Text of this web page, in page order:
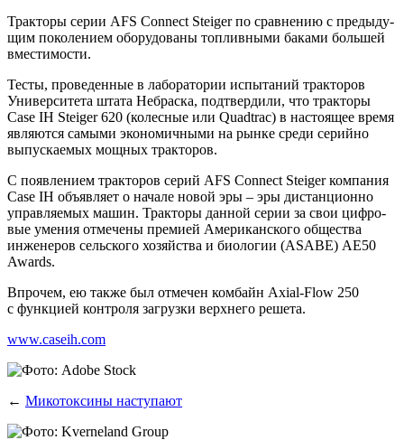
Трак­то­ры серии AFS Connect Steiger по срав­не­нию с преды­ду­
щим поко­ле­ни­ем обо­ру­до­ва­ны топ­лив­ны­ми бака­ми боль­шей
вместимости.
Тесты, про­ве­ден­ные в лабо­ра­то­рии испы­та­ний трак­то­ров
Уни­вер­си­те­та шта­та Небрас­ка, под­твер­ди­ли, что трак­то­ры
Case IH Steiger 620 (колес­ные или Quadtrac) в насто­я­щее вре­мя
явля­ют­ся самы­ми эко­но­мич­ны­ми на рын­ке сре­ди серий­но
выпус­ка­е­мых мощ­ных тракторов.
С появ­ле­ни­ем трак­то­ров серий AFS Connect Steiger ком­па­ния
Case IH объ­яв­ля­ет о нача­ле новой эры – эры дистан­ци­он­но
управ­ля­е­мых машин. Трак­то­ры дан­ной серии за свои циф­ро­
вые уме­ния отме­че­ны пре­ми­ей Аме­ри­кан­ско­го обще­ства
инже­не­ров сель­ско­го хозяй­ства и био­ло­гии (ASABE) AE50
Awards.
Впро­чем, ею так­же был отме­чен ком­байн Axial‑Flow 250
с функ­ци­ей кон­тро­ля загруз­ки верх­не­го решета.
www.caseih.com
← Микотоксины наступают